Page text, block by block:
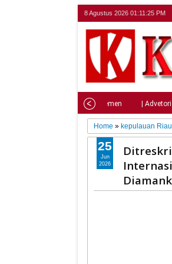
8 Agustus 2026 01:11:27 PM
| Parlemen |
Home »kepulauan
25
Jun
2026